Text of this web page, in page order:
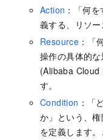
Action ：「何
義する、リソー
Resource ：「
操作の具体的
(Alibaba Cloud
す。
Condition ：「
か」という、
を定義します。